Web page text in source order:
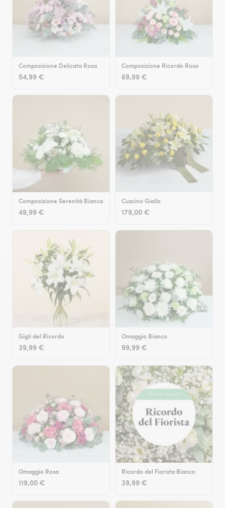
Composizione Delicata Rosa
54,99 €
Composizione Ricordo Rosa
69,99 €
Composizione Serenità Bianca
49,99 €
Cuscino Giallo
179,00 €
Gigli del Ricordo
39,99 €
Omaggio Bianco
99,99 €
Omaggio Rosa
119,00 €
Ricordo del Fiorista Bianco
39,99 €